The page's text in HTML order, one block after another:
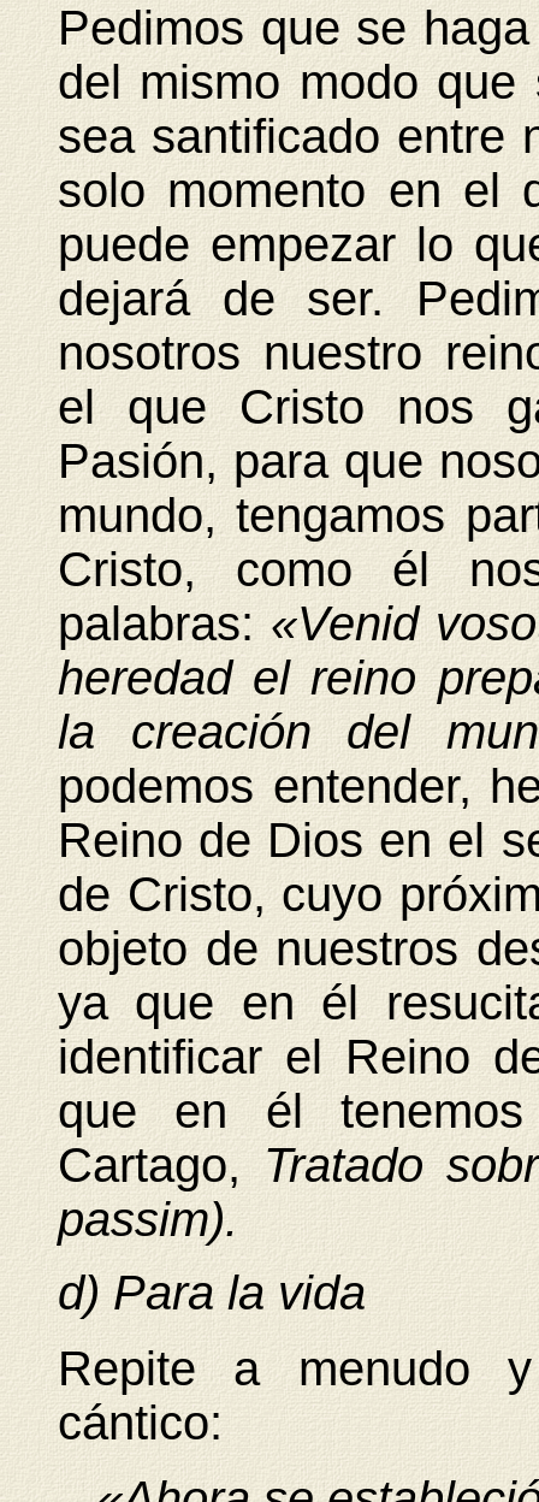
Pedimos que se
del mismo modo que
sea santificado entre
solo momento en el
puede empezar lo
dejará de ser.
nosotros nuestro
el que Cristo nos
Pasión, para que
mundo, tengamos
Cristo, como él
palabras: «Venid
heredad el reino
la creación del
podemos entender,
Reino de Dios en el
de Cristo, cuyo
objeto de nuestros
ya que en él
identificar el Reino
que en él
Cartago,Tratado
passim).
d) Para la vida
Repite a menudo
cántico: